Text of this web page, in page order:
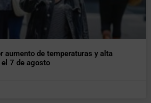
aumento de temperaturas y alta
7 de agosto